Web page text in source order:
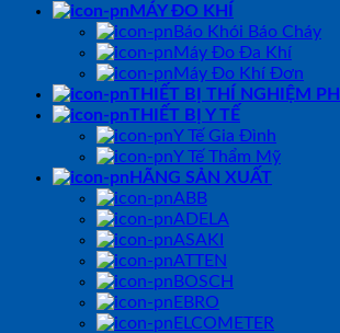
MÁY ĐO KHÍ
Báo Khói Báo Cháy
Máy Đo Đa Khí
Máy Đo Khí Đơn
THIẾT BỊ THÍ NGHIỆM
THIẾT BỊ Y TẾ
Y Tế Gia Đình
Y Tế Thẩm Mỹ
HÃNG SẢN XUẤT
ABB
ADELA
ASAKI
ATTEN
BOSCH
EBRO
ELCOMETER